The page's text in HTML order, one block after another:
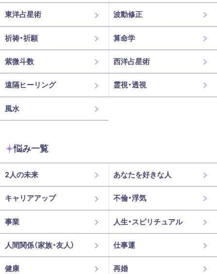
東洋占星術 波動修正
祈祷・祈願 算命学
紫微斗数 西洋占星術
遠隔ヒーリング 霊視・透視
風水
悩み一覧
2人の未来 あなたを好きな人
キャリアアップ 不倫・浮気
事業 人生・スピリチュアル
人間関係（家族・友人） 仕事運
健康 再婚